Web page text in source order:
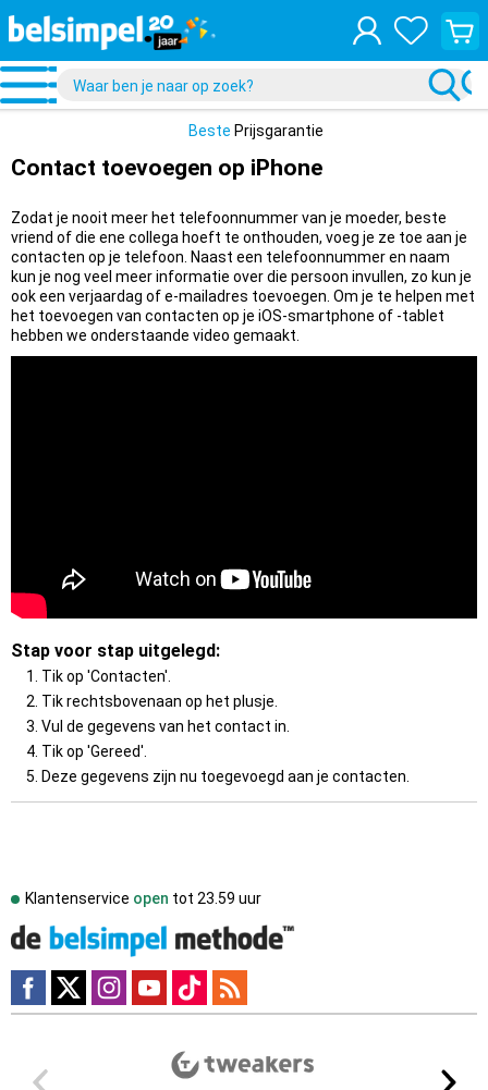
Bekijk
je
Beste Prijsgarantie
Contact toevoegen op iPhone
Zodat je nooit meer het telefoonnummer van je moeder, beste
vriend of die ene collega hoeft te onthouden, voeg je ze toe aan je
contacten op je telefoon. Naast een telefoonnummer en naam
kun je nog veel meer informatie over die persoon invullen, zo kun je
ook een verjaardag of e-mailadres toevoegen. Om je te helpen met
het toevoegen van contacten op je iOS-smartphone of -tablet
hebben we onderstaande video gemaakt.
Stap voor stap uitgelegd:
Tik op 'Contacten'.
Tik rechtsbovenaan op het plusje.
Vul de gegevens van het contact in.
Tik op 'Gereed'.
Deze gegevens zijn nu toegevoegd aan je contacten.
Klantenservice open tot 23.59 uur